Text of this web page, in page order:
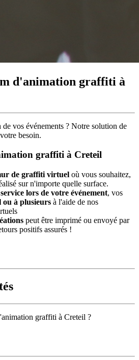
d'animation graffiti à
vos événements ? Notre solution de
besoin.
graffiti à Creteil
de graffiti virtuel où vous souhaitez,
sur n'importe quelle surface.
lors de votre événement, vos
ou à plusieurs à l'aide de nos
peut être imprimé ou envoyé par
positifs assurés !
graffiti à Creteil ?